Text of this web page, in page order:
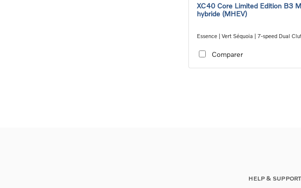
XC40 Core Limited Edition B3
hybride (MHEV)
Essence | Vert Séquoia | 7-speed Dual
Comparer
HELP & SUPPORT